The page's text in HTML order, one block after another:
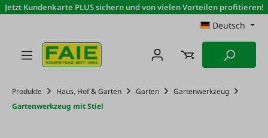
Zum Hauptinhalt springen
Jetzt Kundenkarte PLUS sichern und von vielen Vorteilen profitieren!
Deutsch
Produkte Haus, Hof & Garten Garten
Gartenwerkzeug
Gartenwerkzeug mit Stiel